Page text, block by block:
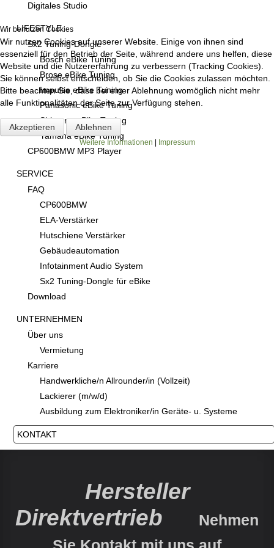
Digitales Studio
LIFESTYLE
Sx2 Tuning-Dongle
Bosch eBike Tuning
Brose eBike Tuning
Impulse eBike Tuning
Panasonic eBike Tuning
Shimano eBike Tuning
Yamaha eBike Tuning
CP600BMW MP3 Player
SERVICE
FAQ
CP600BMW
ELA-Verstärker
Hutschiene Verstärker
Gebäudeautomation
Infotainment Audio System
Sx2 Tuning-Dongle für eBike
Download
UNTERNEHMEN
Über uns
Vermietung
Karriere
Handwerkliche/n Allrounder/in (Vollzeit)
Lackierer (m/w/d)
Ausbildung zum Elektroniker/in Geräte- u. Systeme
KONTAKT
Hersteller
Direktvertrieb
Nehmen
Wir benutzen Cookies
Wir nutzen Cookies auf unserer Website. Einige von ihnen sind
essenziell für den Betrieb der Seite, während andere uns helfen, diese
Website und die Nutzererfahrung zu verbessern (Tracking Cookies).
Sie können selbst entscheiden, ob Sie die Cookies zulassen möchten.
Bitte beachten Sie, dass bei einer Ablehnung womöglich nicht mehr
alle Funktionalitäten der Seite zur Verfügung stehen.
Akzeptieren Ablehnen
Weitere Informationen | Impressum